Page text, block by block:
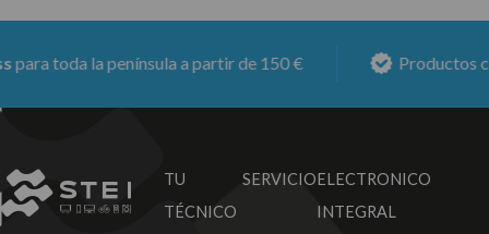
toda la península a partir de 150 € Productos
TU SERVICIO
TÉCNICO
ELECTRONICO
INTEGRAL